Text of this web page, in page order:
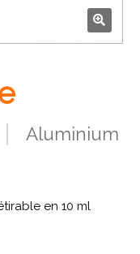
🔍
Aluminium
en 10 ml